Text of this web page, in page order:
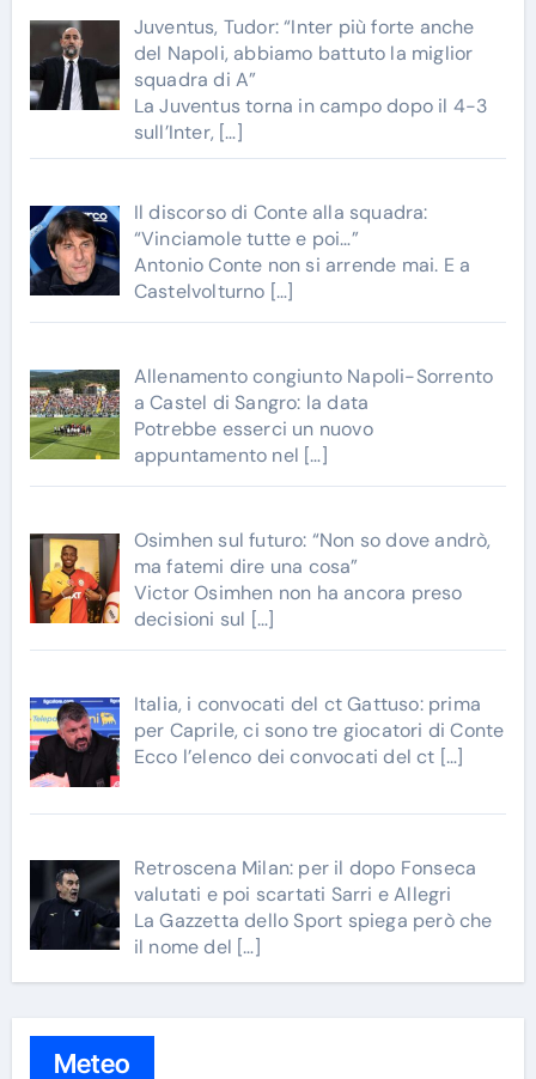
Juventus, Tudor: “Inter più forte anche
del Napoli, abbiamo battuto la miglior
squadra di A”
La Juventus torna in campo dopo il 4-3
sull’Inter, […]
Il discorso di Conte alla squadra:
“Vinciamole tutte e poi…”
Antonio Conte non si arrende mai. E a
Castelvolturno […]
Allenamento congiunto Napoli-Sorrento
a Castel di Sangro: la data
Potrebbe esserci un nuovo
appuntamento nel […]
Osimhen sul futuro: “Non so dove andrò,
ma fatemi dire una cosa”
Victor Osimhen non ha ancora preso
decisioni sul […]
Italia, i convocati del ct Gattuso: prima
per Caprile, ci sono tre giocatori di Conte
Ecco l’elenco dei convocati del ct […]
Retroscena Milan: per il dopo Fonseca
valutati e poi scartati Sarri e Allegri
La Gazzetta dello Sport spiega però che
il nome del […]
Meteo